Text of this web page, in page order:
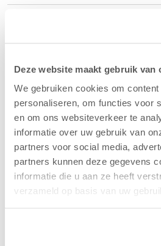
Deze website maakt gebruik van
We gebruiken cookies om
personaliseren, om functies voor
en om ons websiteverkeer te
informatie over uw gebruik van
partners voor social media,
partners kunnen deze gegevens
informatie die u aan ze heeft
verzameld op basis van uw
Samenstelling
100% CO
Kleur
Donker Taupe - 23